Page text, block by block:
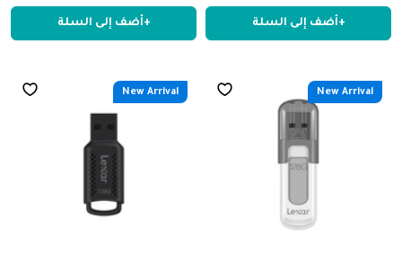
+أضف إلى السلة +أضف إلى السلة
New Arrival
New Arrival